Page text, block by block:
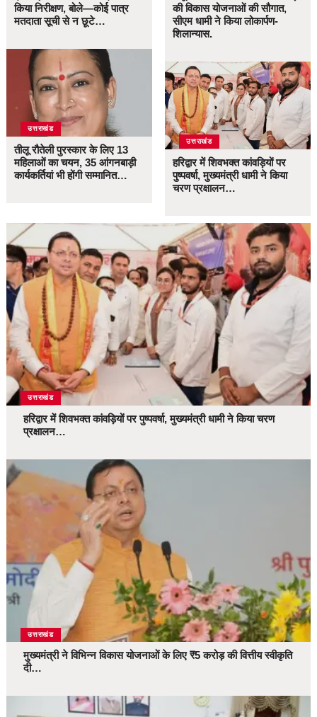
किया निरीक्षण, बोले—कोई पात्र
मतदाता सूची से न छूटे…
उत्तराखंड
तीलू रौतेली पुरस्कार के लिए 13
महिलाओं का चयन, 35 आंगनबाड़ी
कार्यकर्तियां भी होंगी सम्मानित…
की विकास योजनाओं की सौगात,
सीएम धामी ने किया लोकार्पण-
शिलान्यास.
उत्तराखंड
हरिद्वार में शिवभक्त कांवड़ियों पर
पुष्पवर्षा, मुख्यमंत्री धामी ने किया
चरण प्रक्षालन…
उत्तराखंड
हरिद्वार में शिवभक्त कांवड़ियों पर पुष्पवर्षा, मुख्यमंत्री धामी ने किया चरण
प्रक्षालन…
उत्तराखंड
मुख्यमंत्री ने विभिन्न विकास योजनाओं के लिए ₹5 करोड़ की वित्तीय स्वीकृति
दी…